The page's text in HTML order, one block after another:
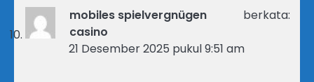
mobiles spielvergnügen
casino
berkata:
21 Desember 2025 pukul 9:51 am